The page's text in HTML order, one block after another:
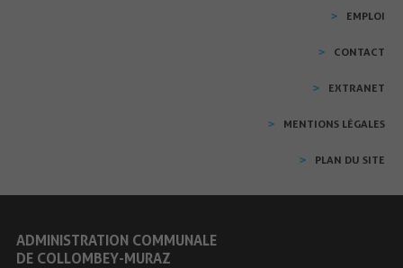
EMPLOI
CONTACT
EXTRANET
MENTIONS LÉGALES
PLAN DU SITE
ADMINISTRATION COMMUNALE
DE COLLOMBEY-MURAZ